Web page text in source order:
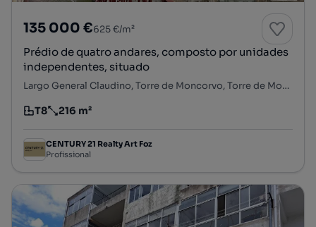
135 000 €625 €/m²
Prédio de quatro andares, composto por unidades
independentes, situado
Largo General Claudino, Torre de Moncorvo, Torre de Moncorvo, Bragança
Tipologia
T8
Preço por metro quadrado
216 m²
CENTURY 21 Realty Art Foz
Profissional